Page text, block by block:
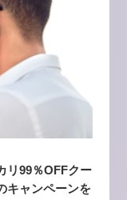
リ99％OFFクー
キャンペーンを